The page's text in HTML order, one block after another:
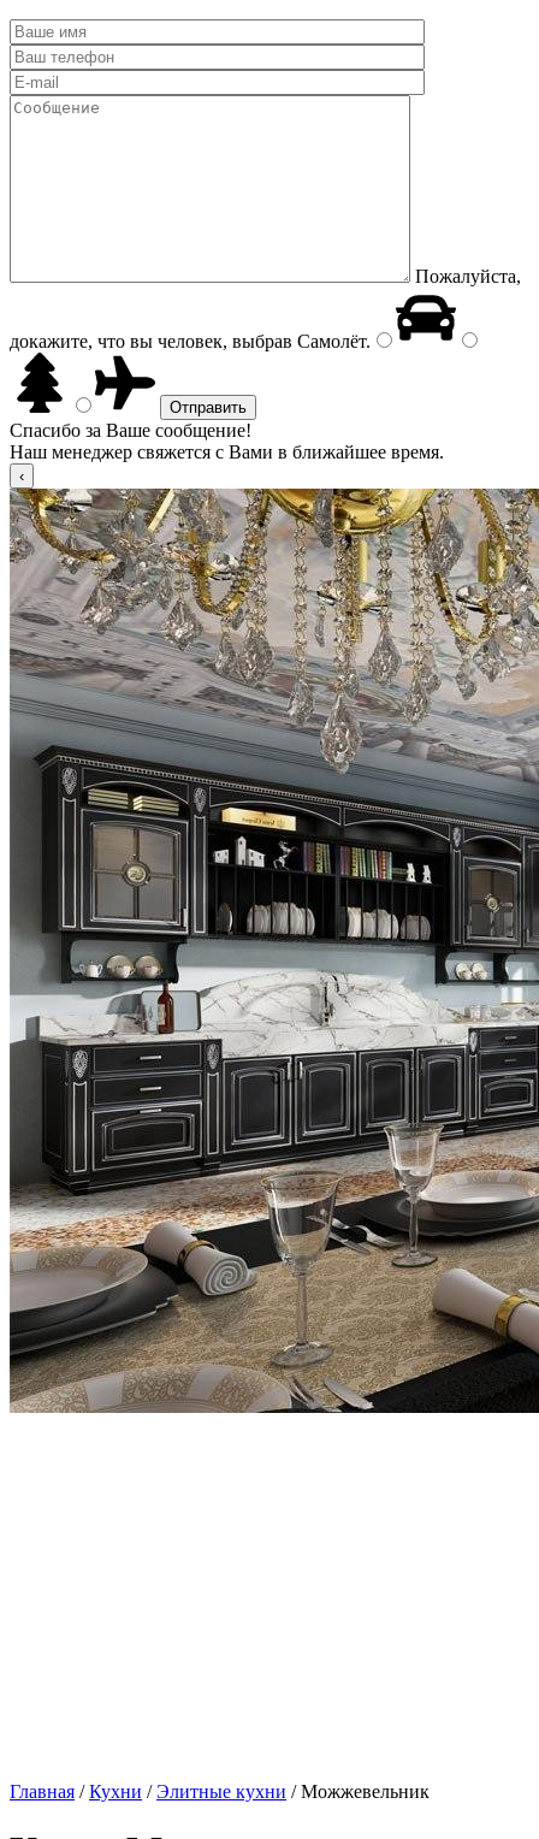
Пожалуйста,
докажите, что вы человек, выбрав Самолёт.
Спасибо за Ваше сообщение!
Наш менеджер свяжется с Вами в ближайшее время.
Главная /Кухни /Элитные кухни / Можжевельник